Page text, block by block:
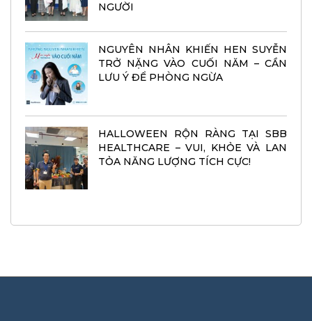
NGƯỜI
NGUYÊN NHÂN KHIẾN HEN SUYỄN
TRỞ NẶNG VÀO CUỐI NĂM – CẦN
LƯU Ý ĐỂ PHÒNG NGỪA
HALLOWEEN RỘN RÀNG TẠI SBB
HEALTHCARE – VUI, KHỎE VÀ LAN
TỎA NĂNG LƯỢNG TÍCH CỰC!